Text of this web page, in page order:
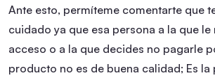
Ante esto, permíteme comentarte que
cuidado ya que esa persona a la que le
acceso o a la que decides no pagarle
producto no es de buena calidad; Es la